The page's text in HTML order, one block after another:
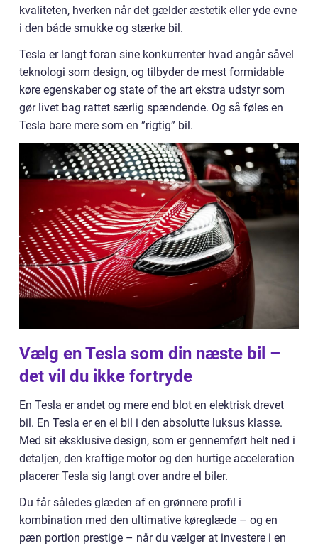
kvaliteten, hverken når det gælder æstetik eller yde evne
i den både smukke og stærke bil.
Tesla er langt foran sine konkurrenter hvad angår såvel
teknologi som design, og tilbyder de mest formidable
køre egenskaber og state of the art ekstra udstyr som
gør livet bag rattet særlig spændende. Og så føles en
Tesla bare mere som en ”rigtig” bil.
Vælg en Tesla som din næste bil –
det vil du ikke fortryde
En Tesla er andet og mere end blot en elektrisk drevet
bil. En Tesla er en el bil i den absolutte luksus klasse.
Med sit eksklusive design, som er gennemført helt ned i
detaljen, den kraftige motor og den hurtige acceleration
placerer Tesla sig langt over andre el biler.
Du får således glæden af en grønnere profil i
kombination med den ultimative køreglæde – og en
pæn portion prestige – når du vælger at investere i en